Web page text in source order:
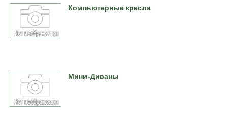
Компьютерные кресла
Мини-Диваны